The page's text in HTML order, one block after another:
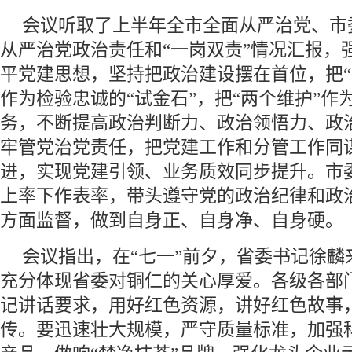
会议听取了上半年全市全面从严治党、
从严治党政治责任和“一岗双责”情况汇报，
平党建思想，坚持把政治建设摆在首位，把
作为检验忠诚的“试金石”，把“两个维护”作
务，不断提高政治判断力、政治领悟力、政
牢管党治党责任，把党建工作和分管工作同
进，实现党建引领、业务质效同步提升。市
上率下作表率，带头遵守党的政治纪律和
方面监督，做到自身正、自身净、自身硬。
会议指出，在“七一”前夕，省委书记徐
充分体现省委对铜仁的关心厚爱。各级各部
记讲话要求，用好红色资源，讲好红色故事
传。要迅速壮大规模，严守质量标准，加强